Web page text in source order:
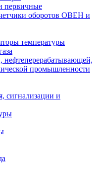
первичные
оборотов ОВЕН и
температуры
нефтеперерабатывающей,
промышленности
сигнализации и